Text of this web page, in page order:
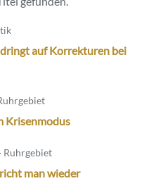
auf Korrekturen bei
Krisenmodus
Ruhrgebiet
man wieder